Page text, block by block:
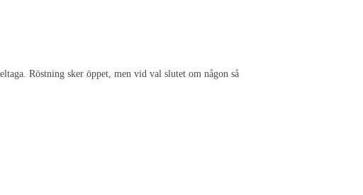
Röstning sker öppet, men vid val slutet om någon så